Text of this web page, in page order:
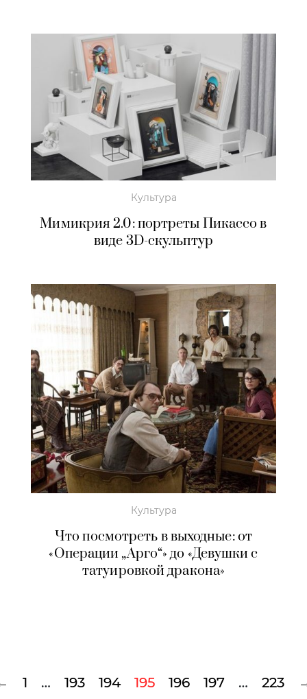
Культура
Мимикрия 2.0: портреты Пикассо в
виде 3D-скульптур
Культура
Что посмотреть в выходные: от
«Операции „Арго“» до «Девушки с
татуировкой дракона»
1 … 193 194 195 196 197 … 223